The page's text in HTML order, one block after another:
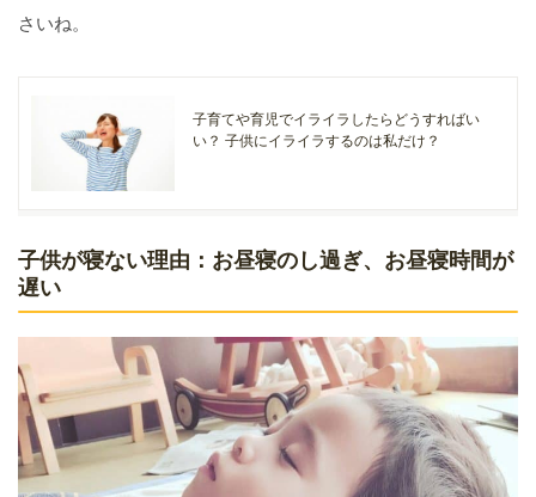
さいね。
子育てや育児でイライラしたらどうすればい
い？ 子供にイライラするのは私だけ？
子供が寝ない理由：お昼寝のし過ぎ、お昼寝時間が
遅い